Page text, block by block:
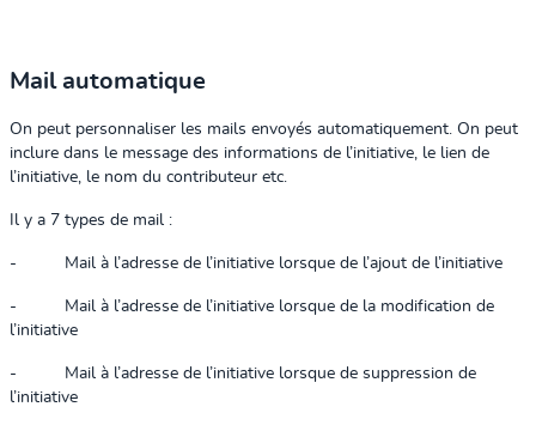
Mail automatique
On peut personnaliser les mails envoyés automatiquement. On peut
inclure dans le message des informations de l’initiative, le lien de
l’initiative, le nom du contributeur etc.
Il y a 7 types de mail :
- Mail à l’adresse de l’initiative lorsque de l’ajout de l’initiative
-
Mail à l’adresse de l’initiative lorsque de la modification de
l’initiative
-
Mail à l’adresse de l’initiative lorsque de suppression de
l’initiative